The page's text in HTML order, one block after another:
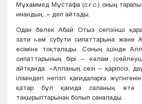
Мұхаммед Мұстафа (с.ғ.с.) оның
инандың...» деп айтады.
Одан бөлек Абай Отыз сегізінші
зати һәм субути сипаттарына және
есіміне тоқталады. Соның ішінде
сипаттарының бірі – кәлам
айтқанда: «Алланың сөзі – қаріпсіз,
іліміндегі негізгі қағидаларға
қатар бұл қағида саланың өте
тақырыптарынан болып саналады.